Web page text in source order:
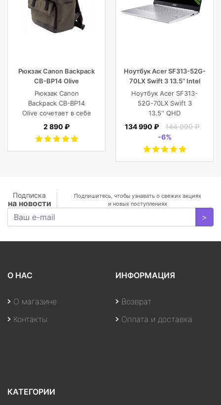
Рюкзак Canon Backpack
CB-BP14 Olive
Рюкзак Canon
Backpack CB-BP14
Olive сочетает в себе
винтажный стиль,
современный
комфорт, и защиту
или DJI Mavic и пр.
2 890 ₽
Ноутбук Acer SF313-52G-
70LX Swift 3 13.5” Intel
Core i7 16 GB 1TB SSD,
Silver
Ноутбук Acer SF313-
52G-70LX Swift 3
13.5'' QHD
(2256x1504) IPS/Intel
Core i7-1065G7
1.30GHz Quad/16
GB+1TB SSD/GF
MX350 2
134 990 ₽
144 990 ₽
-6%
Подписка
на новости
Подпишитесь, чтобы узнавать о свежих акциях
и новых поступлениях
>
О НАС
О магазине
Контакты
ИНФОРМАЦИЯ
Возврат
Оплата и доставка
КАТЕГОРИИ